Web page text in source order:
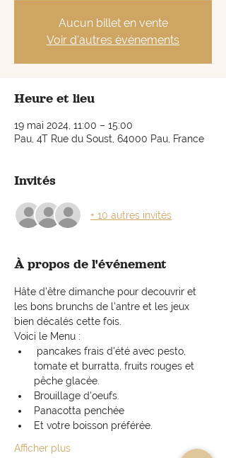
Aucun billet en vente
Voir d'autres événements
Heure et lieu
19 mai 2024, 11:00 – 15:00
Pau, 4T Rue du Soust, 64000 Pau, France
Invités
+ 10 autres invités
À propos de l'événement
Hâte d'être dimanche pour decouvrir et
les bons brunchs de l'antre et les jeux
bien décalés cette fois.
Voici le Menu :
pancakes frais d'été avec pesto,
tomate et burratta, fruits rouges et
pêche glacée.
Brouillage d'oeufs.
Panacotta penchée
Et votre boisson préférée.
Afficher plus